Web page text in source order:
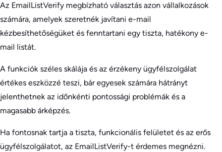
Az EmailListVerify megbízható választás azon vállalkozások
számára, amelyek szeretnék javítani e-mail
kézbesíthetőségüket és fenntartani egy tiszta, hatékony e-
mail listát.
A funkciók széles skálája és az érzékeny ügyfélszolgálat
értékes eszközzé teszi, bár egyesek számára hátrányt
jelenthetnek az időnkénti pontossági problémák és a
magasabb árképzés.
Ha fontosnak tartja a tiszta, funkcionális felületet és az erős
ügyfélszolgálatot, az EmailListVerify-t érdemes megnézni.